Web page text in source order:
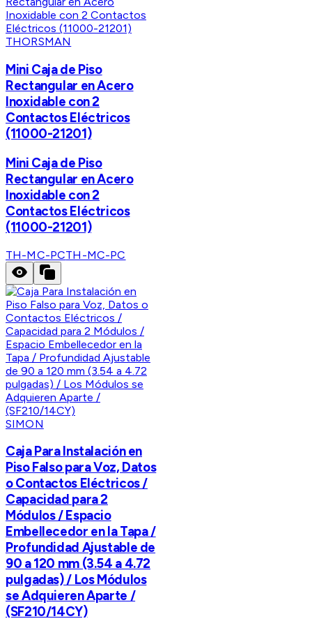
THORSMAN
Mini Caja de Piso
Rectangular en Acero
Inoxidable con 2
Contactos Eléctricos
(11000-21201)
Mini Caja de Piso
Rectangular en Acero
Inoxidable con 2
Contactos Eléctricos
(11000-21201)
TH-MC-PCTH-MC-PC
SIMON
Caja Para Instalación en
Piso Falso para Voz, Datos
o Contactos Eléctricos /
Capacidad para 2
Módulos / Espacio
Embellecedor en la Tapa /
Profundidad Ajustable de
90 a 120 mm (3.54 a 4.72
pulgadas) / Los Módulos
se Adquieren Aparte /
(SF210/14CY)